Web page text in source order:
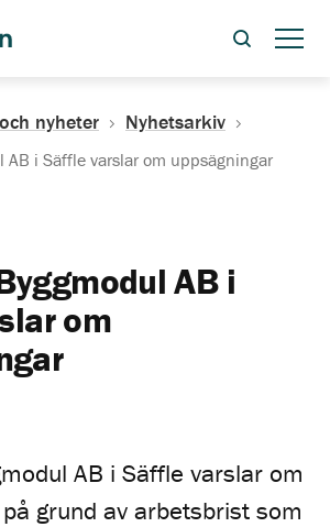
nyheter Nyhetsarkiv
AB i Säffle varslar om uppsägningar
AB i
om
AB i Säffle varslar om
grund av arbetsbrist som